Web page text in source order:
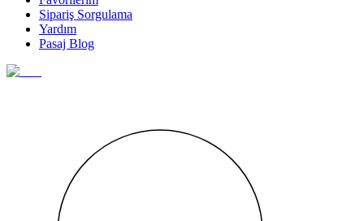
Sipariş Sorgulama
Yardım
Pasaj Blog